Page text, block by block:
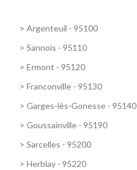
> Argenteuil - 95100
> Sannois - 95110
> Ermont - 95120
> Franconville - 95130
> Garges-lès-Gonesse - 95140
> Goussainville - 95190
> Sarcelles - 95200
> Herblay - 95220